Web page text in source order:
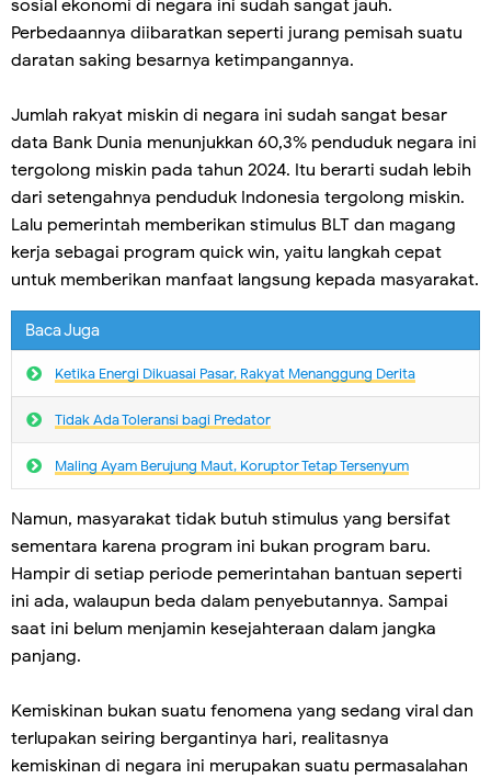
sosial ekonomi di negara ini sudah sangat jauh.
Perbedaannya diibaratkan seperti jurang pemisah suatu
daratan saking besarnya ketimpangannya.
Jumlah rakyat miskin di negara ini sudah sangat besar
data Bank Dunia menunjukkan 60,3% penduduk negara ini
tergolong miskin pada tahun 2024. Itu berarti sudah lebih
dari setengahnya penduduk Indonesia tergolong miskin.
Lalu pemerintah memberikan stimulus BLT dan magang
kerja sebagai program quick win, yaitu langkah cepat
untuk memberikan manfaat langsung kepada masyarakat.
Baca Juga
Ketika Energi Dikuasai Pasar, Rakyat Menanggung Derita
Tidak Ada Toleransi bagi Predator
Maling Ayam Berujung Maut, Koruptor Tetap Tersenyum
Namun, masyarakat tidak butuh stimulus yang bersifat
sementara karena program ini bukan program baru.
Hampir di setiap periode pemerintahan bantuan seperti
ini ada, walaupun beda dalam penyebutannya. Sampai
saat ini belum menjamin kesejahteraan dalam jangka
panjang.
Kemiskinan bukan suatu fenomena yang sedang viral dan
terlupakan seiring bergantinya hari, realitasnya
kemiskinan di negara ini merupakan suatu permasalahan